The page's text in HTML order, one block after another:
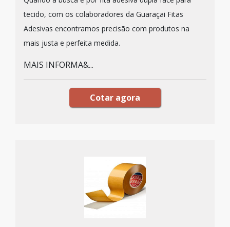
tecido, com os colaboradores da Guaraçai Fitas
Adesivas encontramos precisão com produtos na
mais justa e perfeita medida.
MAIS INFORMA&...
Cotar agora